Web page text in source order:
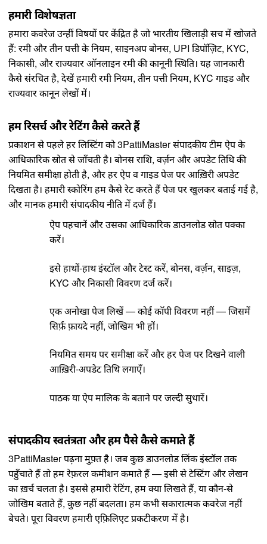
हमारी विशेषज्ञता
हमारा कवरेज उन्हीं विषयों पर केंद्रित है जो भारतीय खिलाड़ी सच में खोजते
हैं: रमी और तीन पत्ती के नियम, साइनअप बोनस, UPI डिपॉज़िट, KYC,
निकासी, और राज्यवार ऑनलाइन रमी की कानूनी स्थिति। यह जानकारी
कैसे संरचित है, देखें हमारीरमी नियम, तीन पत्ती नियम, KYC गाइडऔर
राज्यवार कानूनलेखों में।
हम रिसर्च और रेटिंग कैसे करते हैं
प्रकाशन से पहले हर लिस्टिंग को 3PattiMaster संपादकीय टीम ऐप के
आधिकारिक स्रोत से जाँचती है। बोनस राशि, वर्ज़न और अपडेट तिथि की
नियमित समीक्षा होती है, और हर ऐप व गाइड पेज पर आख़िरी अपडेट
दिखता है। हमारी स्कोरिंगहम कैसे रेट करते हैंपेज पर खुलकर बताई गई है,
और मानक हमारीसंपादकीय नीतिमें दर्ज हैं।
ऐप पहचानें और उसका आधिकारिक डाउनलोड स्रोत पक्का
करें।
इसे हाथों-हाथ इंस्टॉल और टेस्ट करें, बोनस, वर्ज़न, साइज़,
KYC और निकासी विवरण दर्ज करें।
एक अनोखा पेज लिखें — कोई कॉपी विवरण नहीं — जिसमें
सिर्फ़ फ़ायदे नहीं, जोखिम भी हों।
नियमित समय पर समीक्षा करें और हर पेज पर दिखने वाली
आख़िरी-अपडेट तिथि लगाएँ।
पाठक या ऐप मालिक के बताने पर जल्दी सुधारें।
संपादकीय स्वतंत्रता और हम पैसे कैसे कमाते हैं
3PattiMaster पढ़ना मुफ़्त है। जब कुछ डाउनलोड लिंक इंस्टॉल तक
पहुँचाते हैं तो हम रेफ़रल कमीशन कमाते हैं — इसी से टेस्टिंग और लेखन
का ख़र्च चलता है। इससे हमारी रेटिंग, हम क्या लिखते हैं, या कौन-से
जोखिम बताते हैं, कुछ नहीं बदलता। हम कभी सकारात्मक कवरेज नहीं
बेचते। पूरा विवरण हमारीएफ़िलिएट प्रकटीकरणमें है।